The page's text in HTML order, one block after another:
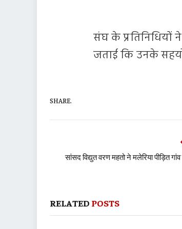
संघ के प्रतिनिधियों
जताई कि उनके
SHARE.
सांसद विद्युत वरण महतो ने मलेरिया पीड़ित
RELATED POSTS